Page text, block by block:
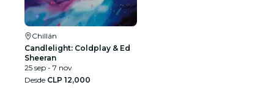
Chillán
Candlelight: Coldplay & Ed
Sheeran
25 sep - 7 nov
Desde CLP 12,000